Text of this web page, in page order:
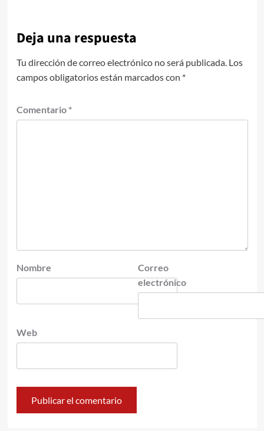
Deja una respuesta
Tu dirección de correo electrónico no será publicada. Los
campos obligatorios están marcados con *
Comentario *
Nombre
Correo
electrónico
Web